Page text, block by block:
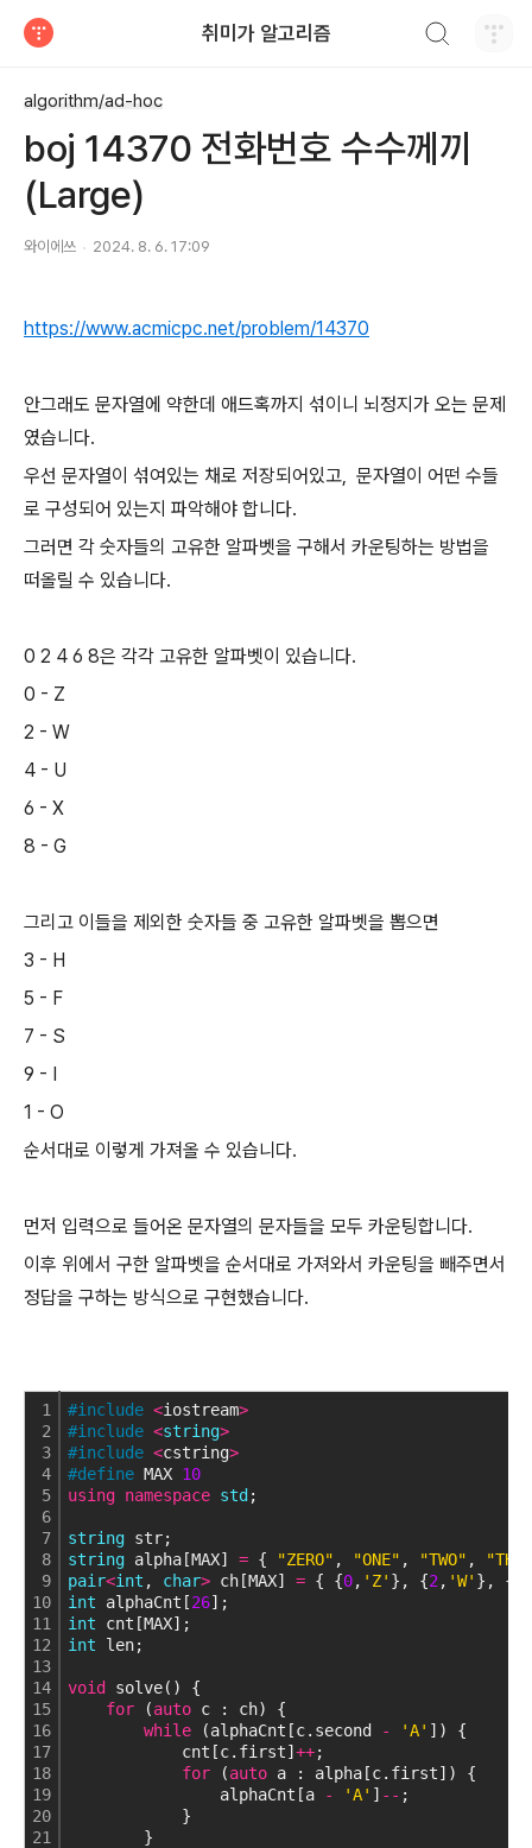
취미가 알고리즘
algorithm/ad-hoc
boj 14370 전화번호 수수께끼
(Large)
와이에쓰 2024. 8. 6. 17:09
https://www.acmicpc.net/problem/14370
안그래도 문자열에 약한데 애드혹까지 섞이니 뇌정지가 오는 문제
였습니다.
우선 문자열이 섞여있는 채로 저장되어있고, 문자열이 어떤 수들
로 구성되어 있는지 파악해야 합니다.
그러면 각 숫자들의 고유한 알파벳을 구해서 카운팅하는 방법을
떠올릴 수 있습니다.
0 2 4 6 8은 각각 고유한 알파벳이 있습니다.
0 - Z
2 - W
4 - U
6 - X
8 - G
그리고 이들을 제외한 숫자들 중 고유한 알파벳을 뽑으면
3 - H
5 - F
7 - S
9 - I
1 - O
순서대로 이렇게 가져올 수 있습니다.
먼저 입력으로 들어온 문자열의 문자들을 모두 카운팅합니다.
이후 위에서 구한 알파벳을 순서대로 가져와서 카운팅을 빼주면서
정답을 구하는 방식으로 구현했습니다.
1
2
3
4
5
6
7
8
9
10
11
12
13
14
15
16
17
18
19
20
21
#include <iostream>
#include <string>
#include <cstring>
#define MAX 10
using namespace std ;
string str;
string alpha[MAX] = { "ZERO" , "ONE" , "TWO" ,
pair<int , char> ch[MAX] = { {0, 'Z' }, {2 , 'W' }, {
int alphaCnt[26];
int cnt[MAX];
int len;
void
solve() {
for (auto c : ch) {
while (alphaCnt[c.second - 'A' ]) {
cnt[c.first] ++;
for (auto a : alpha[c.first]) {
alphaCnt[a
- 'A' ] - - ;
}
}